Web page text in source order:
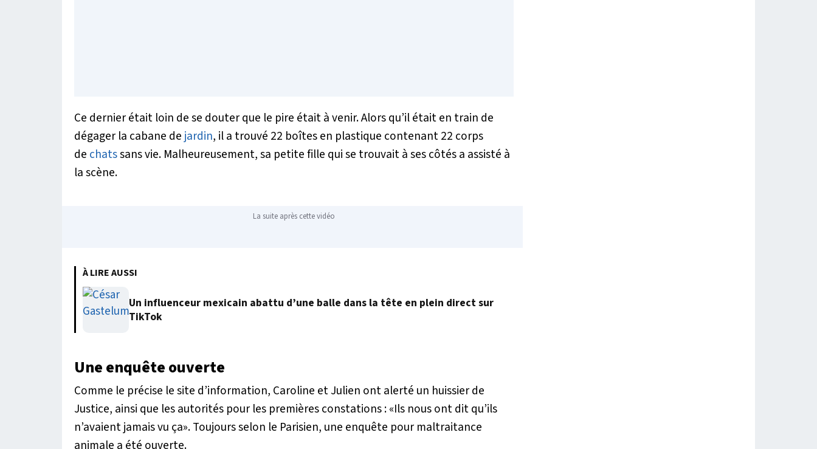
Ce dernier était loin de se douter que le pire était à venir. Alors qu’il était en train de
dégager la cabane de jardin, il a trouvé 22 boîtes en plastique contenant 22 corps
de chatssans vie. Malheureusement, sa petite fille qui se trouvait à ses côtés a assisté à
la scène.
La suite après cette vidéo
À LIRE AUSSI
Un influenceur mexicain abattu d’une balle dans la tête en plein direct sur
TikTok
Une enquête ouverte
Comme le précise le site d’information, Caroline et Julien ont alerté un huissier de
Justice, ainsi que les autorités pour les premières constations : «Ils nous ont dit qu’ils
n’avaient jamais vu ça». Toujours selon le Parisien, une enquête pour maltraitance
animale a été ouverte.